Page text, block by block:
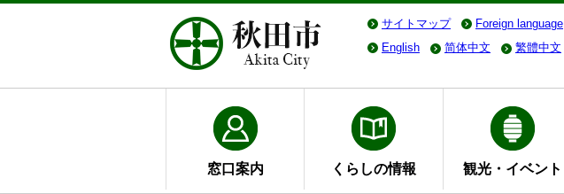
サイトマップ Foreign language
English
简体中文 繁體中文
窓口案内 くらしの情報 観光・イベント